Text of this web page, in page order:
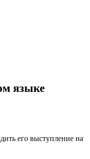
языке
его выступление на